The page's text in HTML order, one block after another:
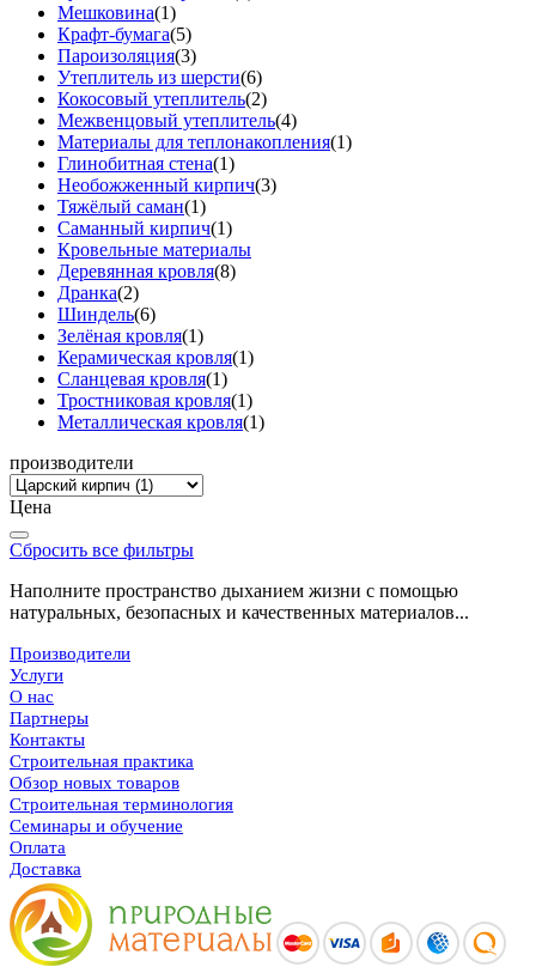
Мешковина(1)
Крафт-бумага(5)
Пароизоляция(3)
Утеплитель из шерсти(6)
Кокосовый утеплитель(2)
Межвенцовый утеплитель(4)
Материалы для теплонакопления(1)
Глинобитная стена(1)
Необожженный кирпич(3)
Тяжёлый саман(1)
Саманный кирпич(1)
Кровельные материалы
Деревянная кровля(8)
Дранка(2)
Шиндель(6)
Зелёная кровля(1)
Керамическая кровля(1)
Сланцевая кровля(1)
Тростниковая кровля(1)
Металлическая кровля(1)
производители
Цена
Сбросить все фильтры
Наполните пространство дыханием жизни с помощью
натуральных, безопасных и качественных материалов...
Производители
Услуги
О нас
Партнеры
Контакты
Строительная практика
Обзор новых товаров
Строительная терминология
Семинары и обучение
Оплата
Доставка